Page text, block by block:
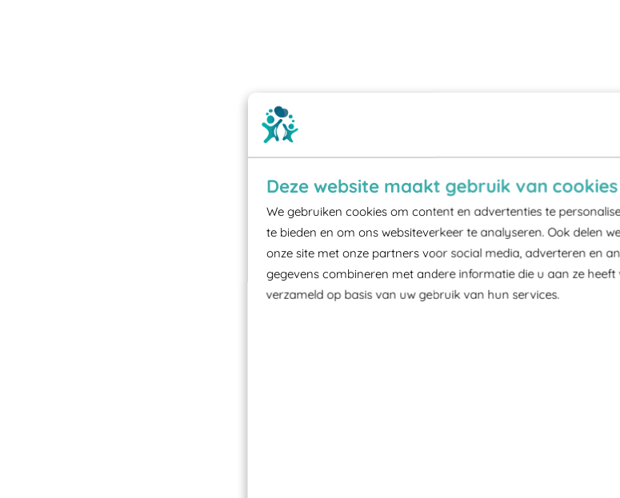
Deze website maakt gebruik van cookies
We gebruiken cookies om content en advertenties te
te bieden en om ons websiteverkeer te analyseren. Ook delen
onze site met onze partners voor social media, adverteren en
gegevens combineren met andere informatie die u aan ze
verzameld op basis van uw gebruik van hun services.